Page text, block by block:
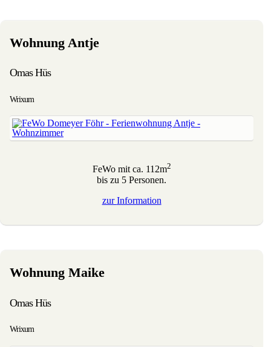
Wohnung Antje
Omas Hüs
Wrixum
FeWo mit ca. 112m2
bis zu 5 Personen.
zurInformation
Wohnung Maike
Omas Hüs
Wrixum